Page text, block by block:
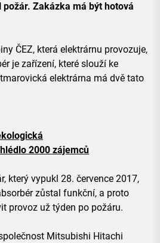
požár. Zakázka má být hotová
ČEZ, která elektrárnu provozuje,
je zařízení, které slouží ke
elektrárna má dvě tato
2000 zájemců
který vypukl 28. července 2017,
zůstal funkční, a proto
provoz už týden po požáru.
Mitsubishi Hitachi